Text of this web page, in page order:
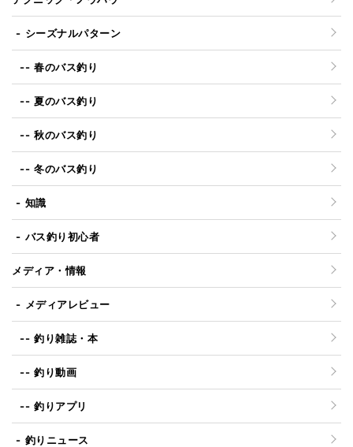
シーズナルパターン
春のバス釣り
夏のバス釣り
秋のバス釣り
冬のバス釣り
知識
バス釣り初心者
メディア・情報
メディアレビュー
釣り雑誌・本
釣り動画
釣りアプリ
釣りニュース